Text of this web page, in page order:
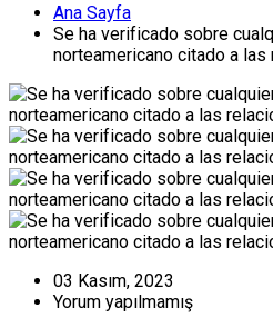
Ana Sayfa
Se ha verificado sobre
norteamericano citado a las
03 Kasım, 2023
Yorum yapılmamış